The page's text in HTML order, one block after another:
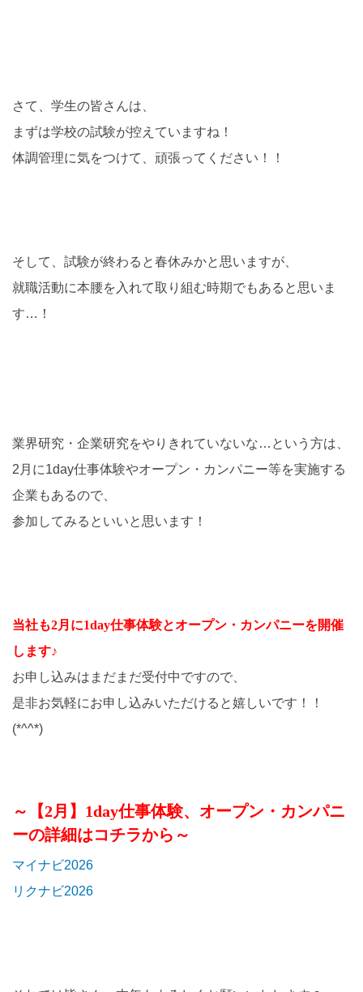
さて、学生の皆さんは、
まずは学校の試験が控えていますね！
体調管理に気をつけて、頑張ってください！！
そして、試験が終わると春休みかと思いますが、
就職活動に本腰を入れて取り組む時期でもあると思いま
す…！
業界研究・企業研究をやりきれていないな…という方は、
2月に1day仕事体験やオープン・カンパニー等を実施する
企業もあるので、
参加してみるといいと思います！
当社も2月に1day仕事体験とオープン・カンパニーを開催
します♪
お申し込みはまだまだ受付中ですので、
是非お気軽にお申し込みいただけると嬉しいです！！
(*^^*)
～【2月】1day仕事体験、オープン・カンパニ
ーの詳細はコチラから～
マイナビ2026
リクナビ2026